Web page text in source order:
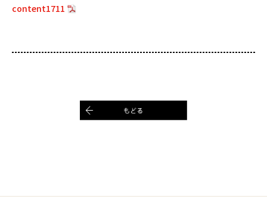
content1711